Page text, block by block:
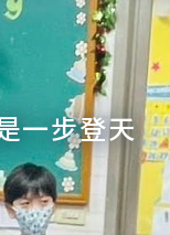
一步登天